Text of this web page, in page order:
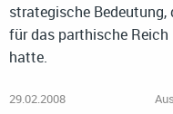
strategische
für das parthische Reich
hatte.
29.02.2008